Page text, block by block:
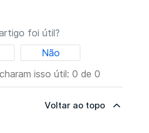
foi útil?
Não
isso útil: 0 de 0
Voltar ao topo